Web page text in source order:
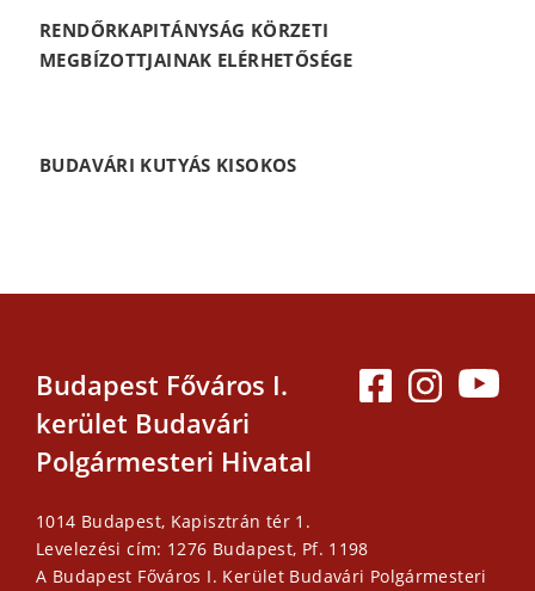
RENDŐRKAPITÁNYSÁG KÖRZETI
MEGBÍZOTTJAINAK ELÉRHETŐSÉGE
BUDAVÁRI KUTYÁS KISOKOS
Budapest Főváros I.
kerület Budavári
Polgármesteri Hivatal
1014 Budapest, Kapisztrán tér 1.
Levelezési cím: 1276 Budapest, Pf. 1198
A Budapest Főváros I. Kerület Budavári Polgármesteri